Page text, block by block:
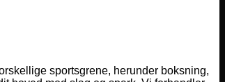
sportsgrene, herunder boksning,